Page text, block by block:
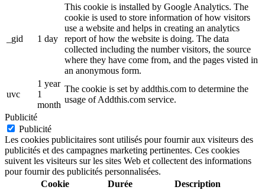
_gid 1 day
This cookie is installed by Google Analytics. The
cookie is used to store information of how visitors
use a website and helps in creating an analytics
report of how the website is doing. The data
collected including the number visitors, the source
where they have come from, and the pages visted in
an anonymous form.
uvc
1 year
1
month
The cookie is set by addthis.com to determine the
usage of Addthis.com service.
Publicité
Publicité
Les cookies publicitaires sont utilisés pour fournir aux visiteurs des
publicités et des campagnes marketing pertinentes. Ces cookies
suivent les visiteurs sur les sites Web et collectent des informations
pour fournir des publicités personnalisées.
Cookie
Durée Description